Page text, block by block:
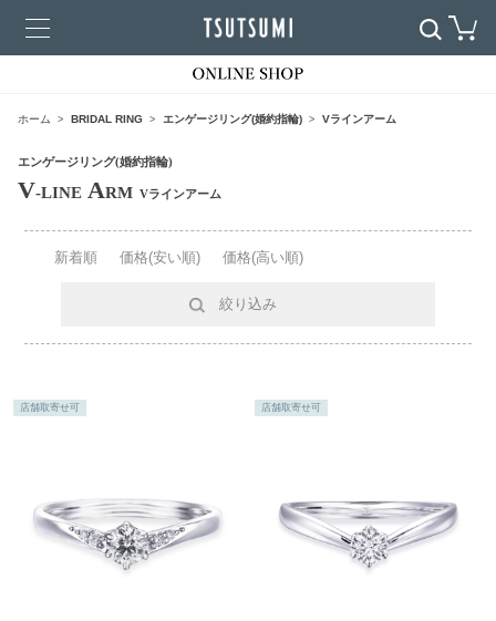
ホーム BRIDAL RING エンゲージリング(婚約指輪) Vラインアーム
エンゲージリング(婚約指輪)
V-LINE ARM Vラインアーム
新着順 価格(安い順) 価格(高い順)
絞り込み
店舗取寄せ可 店舗取寄せ可